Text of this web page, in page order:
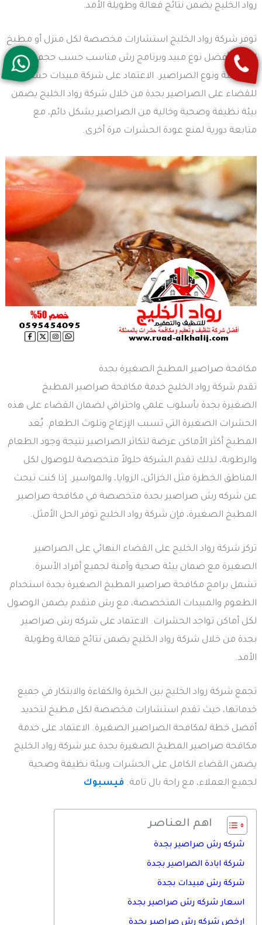
رواد الخليج يضمن نتائج فعالة وطويلة الأمد.
توفر شركة رواد الخليج استشارات مخصصة لكل منزل أو مطبخ
لتحديد أفضل نوع مبيد وبرنامج رش مناسب حسب حجم
المشكلة ونوع الصراصير. الاعتماد على شركة مبيدات حشرية
للقضاء على الصراصير بجدة من خلال شركة رواد الخليج يضمن
بيئة نظيفة وصحية وخالية من الصراصير بشكل دائم، مع
متابعة دورية لمنع عودة الحشرات مرة أخرى.
مكافحة صراصير المطبخ الصغيرة بجدة
تقدم شركة رواد الخليج خدمة مكافحة صراصير المطبخ
الصغيرة بجدة بأسلوب علمي واحترافي لضمان القضاء على هذه
الحشرات الصغيرة التي تسبب الإزعاج وتلوث الطعام. يُعد
المطبخ أكثر الأماكن عرضة لتكاثر الصراصير نتيجة وجود الطعام
والرطوبة، لذلك تقدم الشركة حلولاً متخصصة للوصول لكل
المناطق الخطرة مثل الخزائن، الزوايا، والمواسير. إذا كنت تبحث
عن شركه رش صراصير بجدة متخصصة في مكافحة صراصير
المطبخ الصغيرة، فإن شركة رواد الخليج توفر الحل الأمثل.
تركز شركة رواد الخليج على القضاء النهائي على الصراصير
الصغيرة مع ضمان بيئة صحية وآمنة لجميع أفراد الأسرة.
تشمل برامج مكافحة صراصير المطبخ الصغيرة بجدة استخدام
الطعوم والمبيدات المتخصصة، مع رش متقدم يضمن الوصول
لكل أماكن تواجد الحشرات. الاعتماد على شركه رش صراصير
بجدة من خلال شركة رواد الخليج يضمن نتائج فعالة وطويلة
الأمد.
تجمع شركة رواد الخليج بين الخبرة والكفاءة والابتكار في جميع
خدماتها، حيث تقدم استشارات مخصصة لكل مطبخ لتحديد
أفضل خطة لمكافحة الصراصير الصغيرة. الاعتماد على خدمة
مكافحة صراصير المطبخ الصغيرة بجدة عبر شركة رواد الخليج
يضمن القضاء الكامل على الحشرات وبيئة نظيفة وصحية
لجميع العملاء، مع راحة بال تامة. فيسبوك
اهم العناصر
شركه رش صراصير بجدة
شركة ابادة الصراصير بجدة
شركة رش مبيدات بجدة
اسعار شركه رش صراصير بجدة
ارخص شركه رش صراصير بجدة